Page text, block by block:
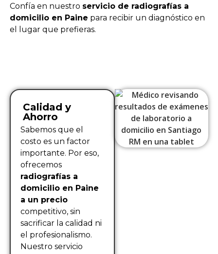
Confía en nuestro servicio de radiografías a
domicilio en Paine para recibir un diagnóstico en
el lugar que prefieras.
Calidad y
Ahorro
Sabemos que el
costo es un factor
importante. Por eso,
ofrecemos
radiografías a
domicilio en Paine
a un precio
competitivo, sin
sacrificar la calidad ni
el profesionalismo.
Nuestro servicio